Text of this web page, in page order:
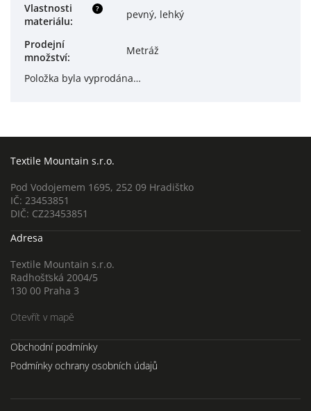
?
Vlastnosti
materiálu:
pevný, lehký
Prodejní
množství:
Metráž
Položka byla vyprodána…
Textile Mountain s.r.o.
Pod Vodojemem 1695, 252 09 Hradištko
IČ: 23453851
DIČ: CZ23453851
Adresa
Textile Mountain s.r.o.
Radhošťská 2004/5
130 00 Praha 3
Otevřít v mapě
Obchodní podmínky
Podmínky ochrany osobních údajů